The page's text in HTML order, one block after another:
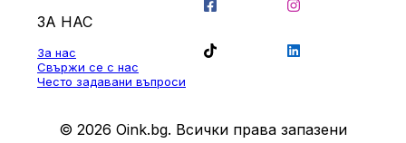
ЗА НАС
За нас
Свържи се с нас
Често задавани въпроси
© 2026 Oink.bg. Всички права запазени